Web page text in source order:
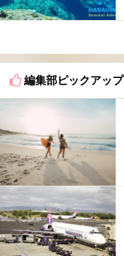
編集部ピックアップ